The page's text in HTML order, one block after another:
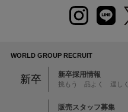
WORLD GROUP RECRUIT
新卒 新卒採用情報
挑もう 品よく 逞しく
販売スタッフ募集